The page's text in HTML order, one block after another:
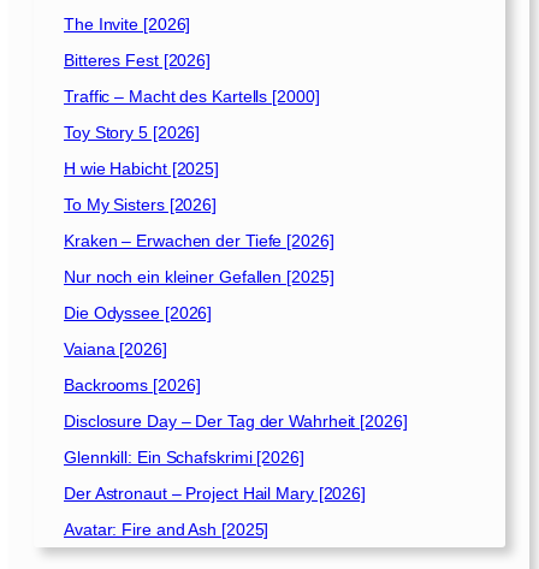
The Invite [2026]
Bitteres Fest [2026]
Traffic – Macht des Kartells [2000]
Toy Story 5 [2026]
H wie Habicht [2025]
To My Sisters [2026]
Kraken – Erwachen der Tiefe [2026]
Nur noch ein kleiner Gefallen [2025]
Die Odyssee [2026]
Vaiana [2026]
Backrooms [2026]
Disclosure Day – Der Tag der Wahrheit [2026]
Glennkill: Ein Schafskrimi [2026]
Der Astronaut – Project Hail Mary [2026]
Avatar: Fire and Ash [2025]